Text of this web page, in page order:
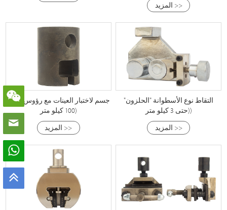
المزيد >>
جسم لاختبار العينات مع رؤوس (حتى
100 كيلو متر)
المزيد >>
التقاط نوع الأسطوانة "الحلزون"
(حتى 3 كيلو متر)
المزيد >>